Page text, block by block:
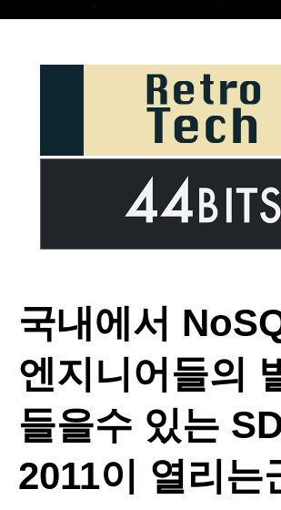
국내에서
엔지니어들의
들을수 있는
2011이 열리는